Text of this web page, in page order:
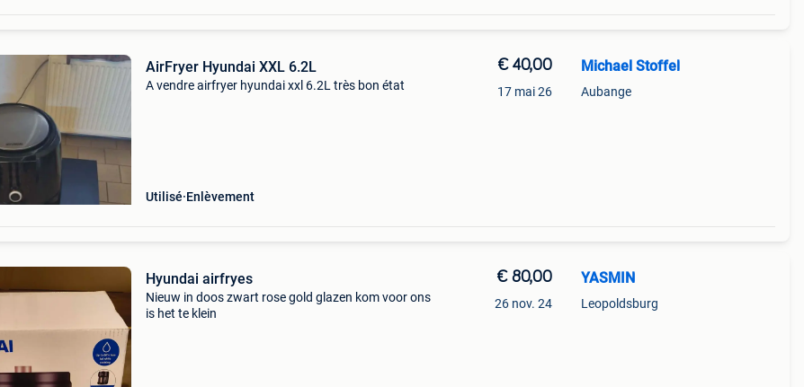
AirFryer Hyundai XXL 6.2L
A vendre airfryer hyundai xxl 6.2L très bon état
Utilisé Enlèvement
€ 40,00
17 mai 26
Michael Stoffel
Aubange
Hyundai airfryes
Nieuw in doos zwart rose gold glazen kom voor ons
is het te klein
€ 80,00
26 nov. 24
YASMIN
Leopoldsburg